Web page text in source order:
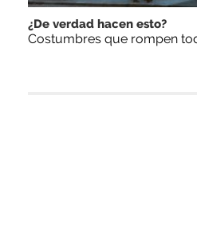
¿De verdad hacen esto?
Costumbres que rompen